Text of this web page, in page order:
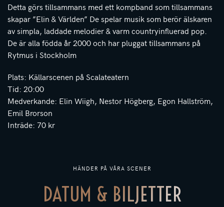
HÄNDER PÅ VÅRA SCENER
DATUM & BILJETTER
Detta görs tillsammans med ett kompband som tillsammans
skapar ”Elin & Världen” De spelar musik som berör älskaren
av simpla, laddade melodier & varm countryinfluerad pop.
De är alla födda år 2000 och har pluggat tillsammans på
Rytmus i Stockholm
Plats: Källarscenen på Scalateatern
Tid: 20:00
Medverkande: Elin Wiigh, Nestor Högberg, Egon Hallström,
Emil Brorson
Inträde: 70 kr